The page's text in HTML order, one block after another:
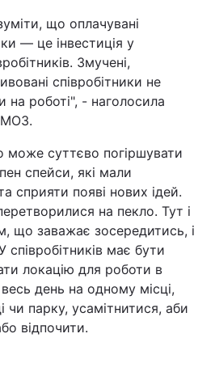
що оплачувані
— це інвестиція у
Змучені,
співробітники не
на роботі", - наголосила
МОЗ.
суттєво погіршувати
спейси, які мали
сприяти появі нових ідей.
на пекло. Тут і
що заважає зосередитись, і
співробітників має бути
локацію для роботи в
день на одному місці,
чи парку, усамітнитися, аби
відпочити.